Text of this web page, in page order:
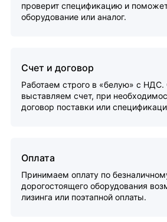
проверит спецификацию и
оборудование или аналог.
Счет и договор
Работаем строго в «белую» с НДС.
выставляем счет, при
договор поставки или
Оплата
Принимаем оплату по
дорогостоящего оборудования
лизинга или поэтапной оплаты.